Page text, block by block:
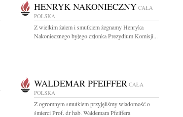
HENRYK NAKONIECZNY CAŁA
POLSKA
Z wielkim żalem i smutkiem żegnamy Henryka
Nakoniecznego byłego członka Prezydium Komisji...
WALDEMAR PFEIFFER CAŁA
POLSKA
Z ogromnym smutkiem przyjęliśmy wiadomość o
śmierci Prof. dr hab. Waldemara Pfeiffera